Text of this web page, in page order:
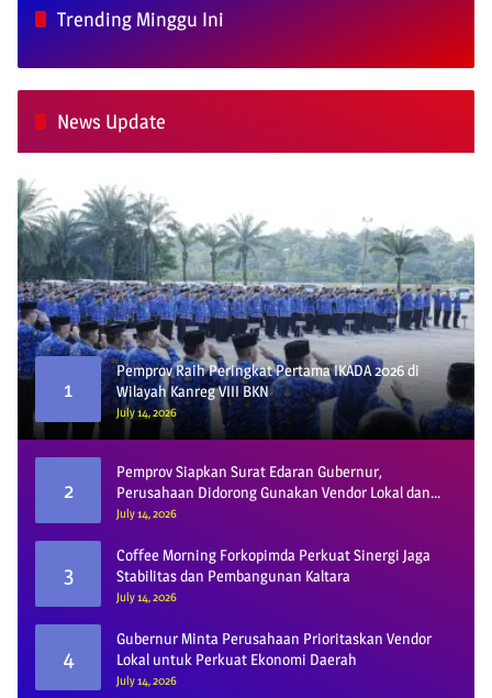
Trending Minggu Ini
News Update
1
Pemprov Raih Peringkat Pertama IKADA 2026 di
Wilayah Kanreg VIII BKN
July 14, 2026
2
Pemprov Siapkan Surat Edaran Gubernur,
Perusahaan Didorong Gunakan Vendor Lokal dan
Pelat KU
July 14, 2026
3
Coffee Morning Forkopimda Perkuat Sinergi Jaga
Stabilitas dan Pembangunan Kaltara
July 14, 2026
4
Gubernur Minta Perusahaan Prioritaskan Vendor
Lokal untuk Perkuat Ekonomi Daerah
July 14, 2026